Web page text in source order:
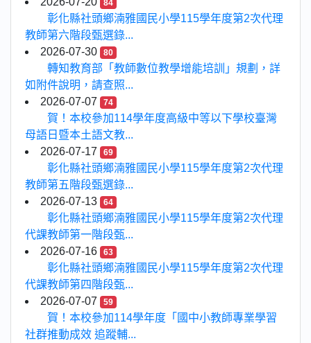
84
彰化縣社頭鄉湳雅國民小學115學年度第2次代理
教師第六階段甄選錄...
2026-07-30
80
轉知教育部「教師數位教學增能培訓」規劃，詳
如附件說明，請查照...
2026-07-07
74
賀！本校參加114學年度高級中等以下學校臺灣
母語日暨本土語文教...
2026-07-17
69
彰化縣社頭鄉湳雅國民小學115學年度第2次代理
教師第五階段甄選錄...
2026-07-13
64
彰化縣社頭鄉湳雅國民小學115學年度第2次代理
代課教師第一階段甄...
2026-07-16
63
彰化縣社頭鄉湳雅國民小學115學年度第2次代理
代課教師第四階段甄...
2026-07-07
59
賀！本校參加114學年度「國中小教師專業學習
社群推動成效 追蹤輔...